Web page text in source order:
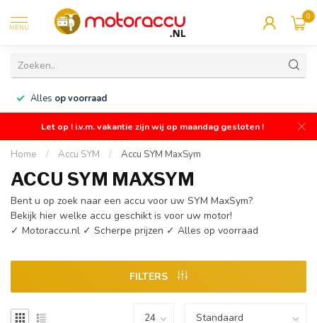
MENU
0
Alles op voorraad
Let op ! i.v.m. vakantie zijn wij op maandag gesloten !
Home / Accu SYM / Accu SYM MaxSym
ACCU SYM MAXSYM
Bent u op zoek naar een accu voor uw SYM MaxSym?
Bekijk hier welke accu geschikt is voor uw motor!
✓ Motoraccu.nl ✓ Scherpe prijzen ✓ Alles op voorraad
FILTERS